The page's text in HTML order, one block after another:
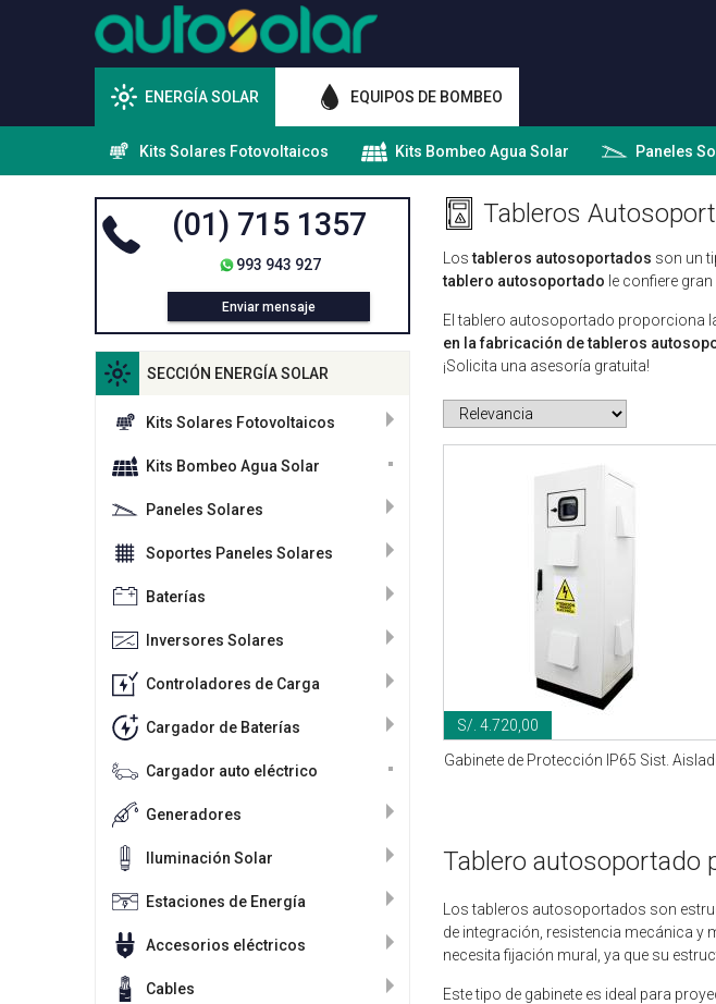
ENERGÍA SOLAR EQUIPOS DE BOMBEO
Kits Solares Fotovoltaicos Kits Bombeo Agua Solar Paneles
(01) 715 1357
993 943 927
Enviar mensaje
SECCIÓN ENERGÍA SOLAR
Kits Solares Fotovoltaicos
Kits Bombeo Agua Solar
Paneles Solares
Soportes Paneles Solares
Baterías
Inversores Solares
Controladores de Carga
Cargador de Baterías
Cargador auto eléctrico
Generadores
Iluminación Solar
Estaciones de Energía
Accesorios eléctricos
Cables
Tableros
Lostableros autosoportados son un
tablero autosoportado le confiere
El tablero autosoportado proporciona
en la fabricación de tableros
¡Solicita una asesoría gratuita!
S/. 4.720,00
Gabinete de Protección IP65 Sist.
Tablero autosoportado
Los tableros autosoportados son
de integración, resistencia mecánica y
necesita fijación mural, ya que su
Este tipo de gabinete es ideal para